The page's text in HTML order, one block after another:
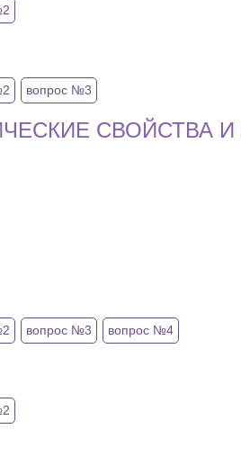
вопрос №3
СВОЙСТВА
вопрос №3 вопрос №4